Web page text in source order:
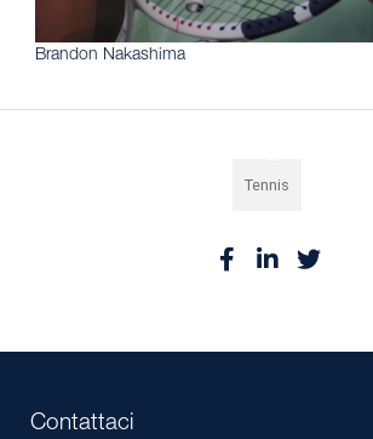
Brandon Nakashima
Tennis
Contattaci